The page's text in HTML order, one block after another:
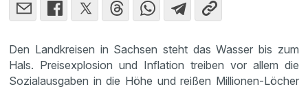
Den Landkreisen in Sachsen steht das Wasser bis zum
Hals. Preisexplosion und Inflation treiben vor allem die
Sozialausgaben in die Höhe und reißen Millionen-Löcher